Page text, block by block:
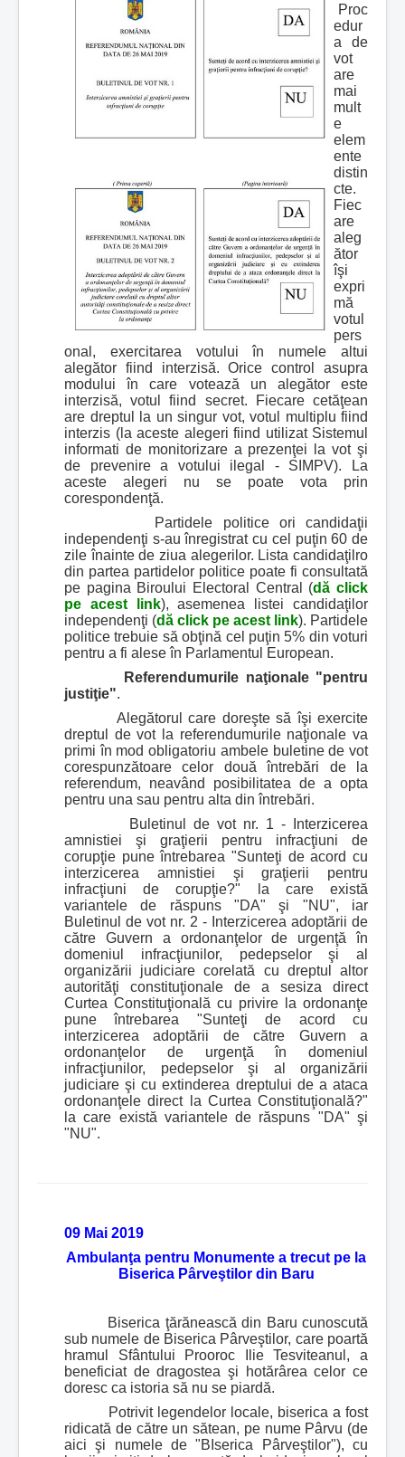
Proc
edur
a de
vot
are
mai
mult
e
elem
ente
distin
cte.
Fiec
are
aleg
ător
îşi
expri
mă
votul
pers
onal, exercitarea votului în numele altui
alegător fiind interzisă. Orice control asupra
modului în care votează un alegător este
interzisă, votul fiind secret. Fiecare cetăţean
are dreptul la un singur vot, votul multiplu fiind
interzis (la aceste alegeri fiind utilizat Sistemul
informati de monitorizare a prezenţei la vot şi
de prevenire a votului ilegal - SIMPV). La
aceste alegeri nu se poate vota prin
corespondenţă.
Partidele politice ori candidaţii
independenţi s-au înregistrat cu cel puţin 60 de
zile înainte de ziua alegerilor. Lista candidaţilro
din partea partidelor politice poate fi consultată
pe pagina Biroului Electoral Central (dă click
pe acest link), asemenea listei candidaţilor
independenţi (dă click pe acest link). Partidele
politice trebuie să obţină cel puţin 5% din voturi
pentru a fi alese în Parlamentul European.
Referendumurile naţionale "pentru
justiţie".
Alegătorul care doreşte să îşi exercite
dreptul de vot la referendumurile naţionale va
primi în mod obligatoriu ambele buletine de vot
corespunzătoare celor două întrebări de la
referendum, neavând posibilitatea de a opta
pentru una sau pentru alta din întrebări.
Buletinul de vot nr. 1 - Interzicerea
amnistiei şi graţierii pentru infracţiuni de
corupţie pune întrebarea "Sunteţi de acord cu
interzicerea amnistiei şi graţierii pentru
infracţiuni de corupţie?" la care există
variantele de răspuns "DA" şi "NU", iar
Buletinul de vot nr. 2 - Interzicerea adoptării de
către Guvern a ordonanţelor de urgenţă în
domeniul infracţiunilor, pedepselor şi al
organizării judiciare corelată cu dreptul altor
autorităţi constituţionale de a sesiza direct
Curtea Constituţională cu privire la ordonanţe
pune întrebarea "Sunteţi de acord cu
interzicerea adoptării de către Guvern a
ordonanţelor de urgenţă în domeniul
infracţiunilor, pedepselor şi al organizării
judiciare şi cu extinderea dreptului de a ataca
ordonanţele direct la Curtea Constituţională?"
la care există variantele de răspuns "DA" şi
"NU".
09 Mai 2019
Ambulanţa pentru Monumente a trecut pe la
Biserica Pârveştilor din Baru
Biserica ţărănească din Baru cunoscută
sub numele de Biserica Pârveştilor, care poartă
hramul Sfântului Prooroc Ilie Tesviteanul, a
beneficiat de dragostea şi hotărârea celor ce
doresc ca istoria să nu se piardă.
Potrivit legendelor locale, biserica a fost
ridicată de către un sătean, pe nume Pârvu (de
aici şi numele de "BIserica Pârveştilor"), cu